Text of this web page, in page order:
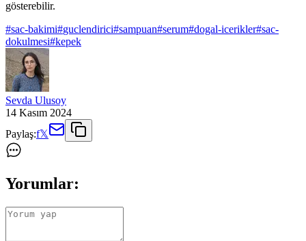
gösterebilir.
#sac-bakimi#guclendirici#sampuan#serum#dogal-icerikler#sac-
dokulmesi#kepek
Sevda Ulusoy
14 Kasım 2024
Paylaş:f𝕏
Yorumlar: